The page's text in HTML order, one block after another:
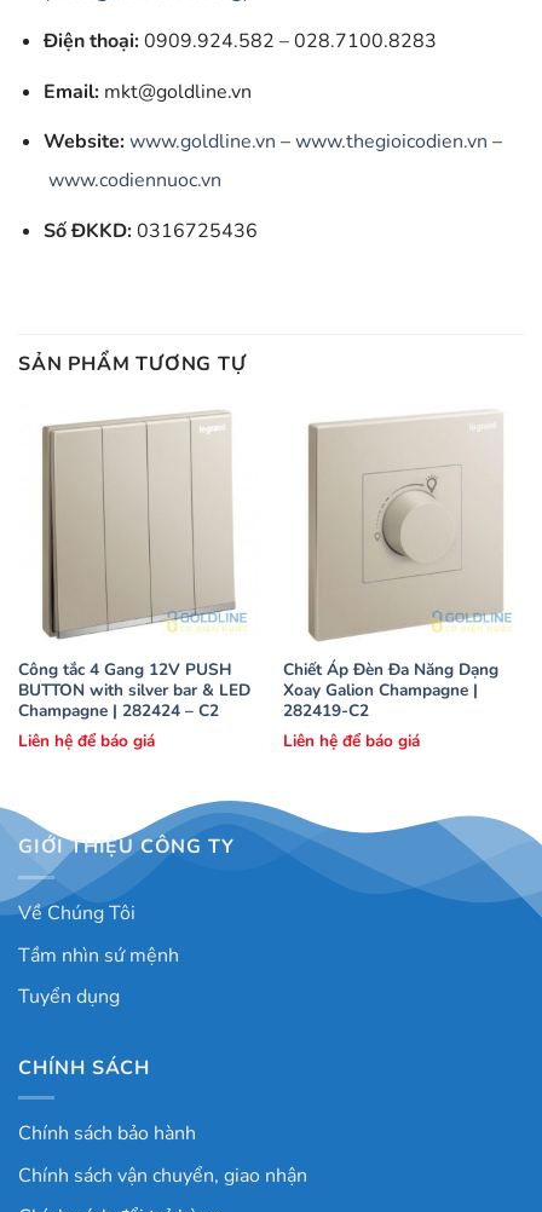
Điện thoại:0909.924.582 – 028.7100.8283
Email:mkt@goldline.vn
Website:www.goldline.vn –www.thegioicodien.vn –
www.codiennuoc.vn
Số ĐKKD:0316725436
SẢN PHẨM TƯƠNG TỰ
Công tắc 4 Gang 12V PUSH
BUTTON with silver bar & LED
Champagne | 282424 – C2
Liên hệ để báo giá
Chiết Áp Đèn Đa Năng Dạng
Xoay Galion Champagne |
282419-C2
Liên hệ để báo giá
GIỚI THIỆU CÔNG TY
Về Chúng Tôi
Tầm nhìn sứ mệnh
Tuyển dụng
CHÍNH SÁCH
Chính sách bảo hành
Chính sách vận chuyển, giao nhận